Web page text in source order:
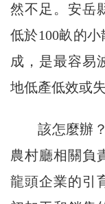
然不足。安岳
低於100畝的
成，是最容易
地低產低效或
該怎麼辦？“
農村廳相關負
龍頭企業的引